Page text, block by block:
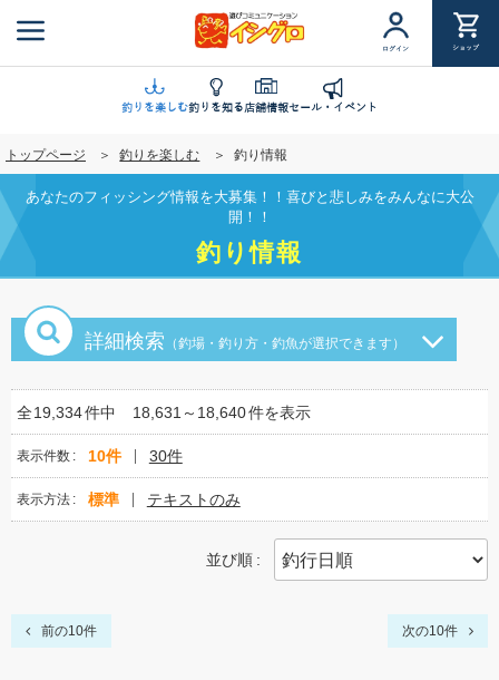
ン
に
移
動
ログイン ショップ
釣りを楽しむ釣りを知る店舗情報セール・イベント
トップページ 釣りを楽しむ 釣り情報
あなたのフィッシング情報を大募集！！喜びと悲しみをみんなに大公
開！！
釣り情報
詳細検索 （釣場・釣り方・釣魚が選択できます）
全19,334件中 18,631～18,640件を表示
表示件数 10件 30件
表示方法 標準 テキストのみ
並び順
前の10件 次の10件